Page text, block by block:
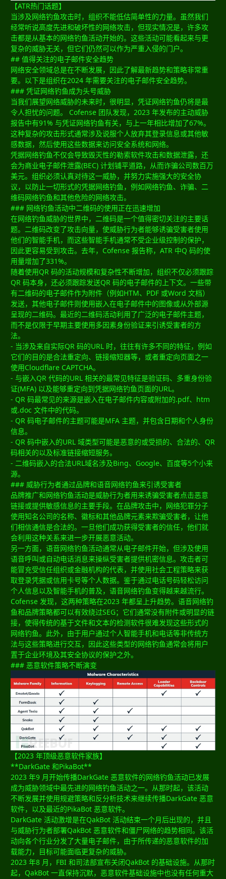
【ATR热门话题】
当涉及网络钓鱼攻击时，组织不能低估简单性的力量。虽然我们
经常听说高度先进和破坏性的网络攻击，但现实情况是，许多攻
击都是从基本的网络钓鱼活动开始的。这些活动可能看起来与更
复杂的威胁无关，但它们仍然可以作为严重入侵的门户。
## 值得关注的电子邮件安全趋势
网络安全领域总是在不断发展，因此了解最新趋势和策略非常重
要。以下是组织在2024 年需要关注的电子邮件安全趋势。
### 凭证网络钓鱼成为头号威胁
当我们展望网络威胁的未来时，很明显，凭证网络钓鱼仍将是最
令人担忧的问题。 Cofense 团队发现，2023 年发布的主动威胁
报告中有91% 与凭证网络钓鱼有关，与上一年相比增加了67%。
这种复杂的攻击形式通常涉及说服个人放弃其登录信息或其他敏
感数据，然后使用这些数据来访问安全系统和网络。
凭据网络钓鱼不仅会导致毁灭性的勒索软件攻击和数据泄露，还
会为商业电子邮件泄露(BEC) 计划铺平道路，从而诈骗公司数百万
美元。组织必须认真对待这一威胁，并努力实施强大的安全协
议，以防止一切形式的凭据网络钓鱼，例如网络钓鱼、诈骗、二
维码网络钓鱼和其他危险的网络攻击。
### 网络钓鱼活动中二维码的使用正在迅速增加
在网络钓鱼威胁的世界中，二维码是一个值得密切关注的主要话
题。二维码改变了攻击向量，使威胁行为者能够诱骗受害者使用
他们的智能手机，而这些智能手机通常不受企业级控制的保护，
因此更容易受到攻击。去年，Cofense 报告称，ATR 中Q 码的使
用量增加了331%。
随着使用QR 码的活动规模和复杂性不断增加，组织不仅必须跟踪
QR 码本身，还必须跟踪发送QR 码的电子邮件的上下文。一些带
有二维码的电子邮件作为附件（例如HTM、PDF 或Word 文档）
发送，其他电子邮件则使用嵌入在电子邮件中的图像或从外部源
呈现的二维码。最近的二维码活动利用了广泛的电子邮件主题，
而不是仅限于早期主要使用多因素身份验证来引诱受害者的方
法。
- 当涉及来自实际QR 码的URL 时，往往有许多不同的特征，例如
它们的目的是合法重定向、链接缩短器等，或者重定向页面之一
使用Cloudflare CAPTCHA。
- 与嵌入QR 代码的URL 相关的最常见特征是验证码、多重身份验
证(MFA) 以及能够重定向到凭据网络钓鱼页面的URL。
- QR 码最常见的来源是嵌入在电子邮件内容或附加的.pdf、htm
或.doc 文件中的代码。
- QR 码电子邮件的主题可能是MFA 主题，并包含日期和个人身份
信息。
- QR 码中嵌入的URL 域类型可能是恶意的或受损的、合法的、QR
码相关的以及标准链接缩短服务。
- 二维码嵌入的合法URL域名涉及Bing、Google、百度等5个小来
源。
### 威胁行为者通过品牌和语音网络钓鱼来引诱受害者
品牌推广和网络钓鱼活动是威胁行为者用来诱骗受害者点击恶意
链接或提供敏感信息的主要手段。在品牌攻击中，网络犯罪分子
使用知名公司的名称、徽标和其他品牌元素来欺骗受害者，让他
们相信通信是合法的。一旦他们成功获得受害者的信任，他们就
会利用这种关系来进一步开展恶意活动。
另一方面，语音网络钓鱼活动通常从电子邮件开始，但涉及使用
语音呼叫或自动电话消息来操纵受害者提供机密信息。攻击者可
能冒充受信任组织或金融机构的代表，并使用社会工程策略来获
取登录凭据或信用卡号等个人数据。鉴于通过电话号码轻松访问
个人信息以及智能手机的普及，语音网络钓鱼变得越来越流行。
Cofense 发现，这两种策略在2023 年都呈上升趋势。语音网络钓
鱼和品牌策略都可以有效绕过SEG；它们通常没有附件或明显的链
接，使得传统的基于文件和文本的检测软件很难发现这些形式的
网络钓鱼。此外，由于用户通过个人智能手机和电话等非传统方
法与这些策略进行交互，因此这些类型的网络钓鱼通常会将用户
置于企业环境及其安全协议的保护之外。
### 恶意软件策略不断演变
【2023 年顶级恶意软件家族】
**DarkGate 和PikaBot**
2023 年9 月开始传播DarkGate 恶意软件的网络钓鱼活动已发展
成为威胁领域中最先进的网络钓鱼活动之一。从那时起，该活动
不断发展并使用规避策略和反分析技术来继续传播DarkGate 恶意
软件，以及最近的PikaBot 恶意软件。
DarkGate 活动激增是在QakBot 活动结束一个月后出现的，并且
与威胁行为者部署QakBot 恶意软件和僵尸网络的趋势相同。该活
动向各个行业分发了大量电子邮件，由于所传递的恶意软件的加
载能力，目标可能面临更复杂的威胁。
2023 年8 月，FBI 和司法部宣布关闭QakBot 的基础设施。从那时
起，QakBot 一直保持沉默，恶意软件基础设施中也没有任何重大